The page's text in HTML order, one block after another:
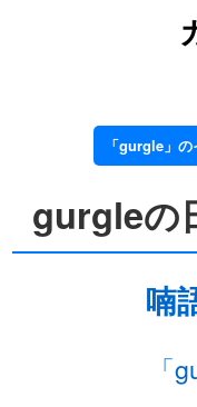
「gurgle」
gurgleの
喃
「